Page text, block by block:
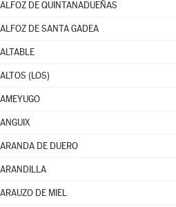
ALFOZ DE QUINTANADUEÑAS
ALFOZ DE SANTA GADEA
ALTABLE
ALTOS (LOS)
AMEYUGO
ANGUIX
ARANDA DE DUERO
ARANDILLA
ARAUZO DE MIEL